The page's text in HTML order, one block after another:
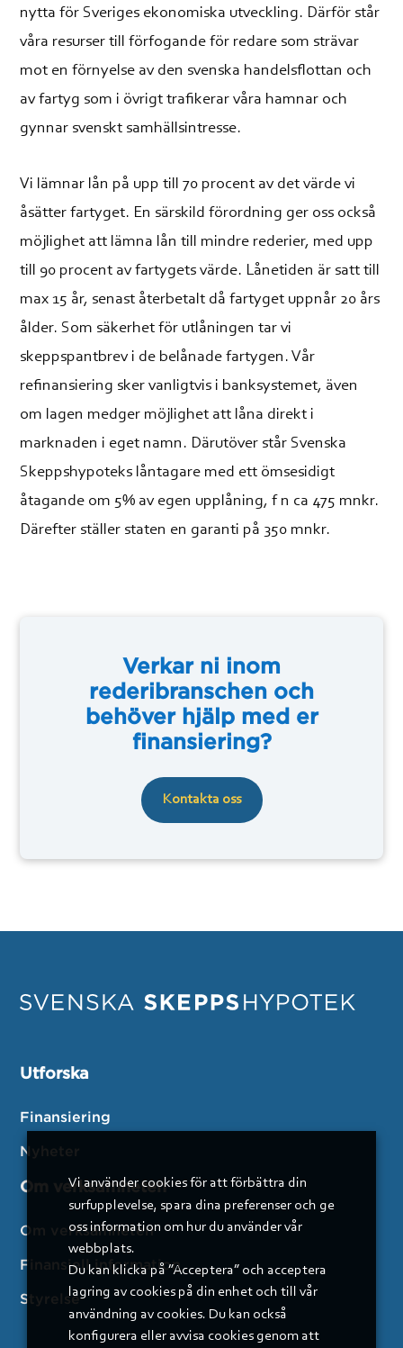
nytta för Sveriges ekonomiska utveckling. Därför står
våra resurser till förfogande för redare som strävar
mot en förnyelse av den svenska handelsflottan och
av fartyg som i övrigt trafikerar våra hamnar och
gynnar svenskt samhällsintresse.
Vi lämnar lån på upp till 70 procent av det värde vi
åsätter fartyget. En särskild förordning ger oss också
möjlighet att lämna lån till mindre rederier, med upp
till 90 procent av fartygets värde. Lånetiden är satt till
max 15 år, senast återbetalt då fartyget uppnår 20 års
ålder. Som säkerhet för utlåningen tar vi
skeppspantbrev i de belånade fartygen. Vår
refinansiering sker vanligtvis i banksystemet, även
om lagen medger möjlighet att låna direkt i
marknaden i eget namn. Därutöver står Svenska
Skeppshypoteks låntagare med ett ömsesidigt
åtagande om 5% av egen upplåning, f n ca 475 mnkr.
Därefter ställer staten en garanti på 350 mnkr.
Verkar ni inom
rederibranschen och
behöver hjälp med er
finansiering?
Kontakta oss
Utforska
Finansiering
Nyheter
Om verksamheten
Om verksamheten
Finansiell information
Styrelse
Vi använder cookies för att förbättra din
surfupplevelse, spara dina preferenser och ge
oss information om hur du använder vår
webbplats.
Du kan klicka på ”Acceptera” och acceptera
lagring av cookies på din enhet och till vår
användning av cookies. Du kan också
konfigurera eller avvisa cookies genom att